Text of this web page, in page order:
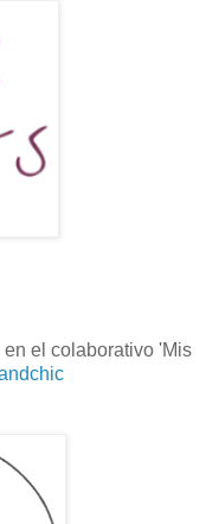
el colaborativo 'Mis